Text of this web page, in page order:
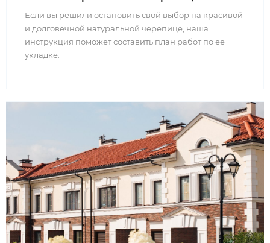
Если вы решили остановить свой выбор на красивой
и долговечной натуральной черепице, наша
инструкция поможет составить план работ по ее
укладке.